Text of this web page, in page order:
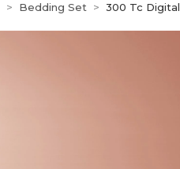
Bedding Set 300 Tc Digital